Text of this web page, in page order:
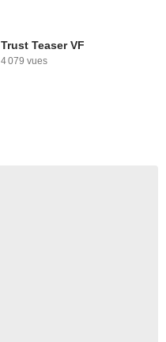
Trust Teaser VF
4 079 vues